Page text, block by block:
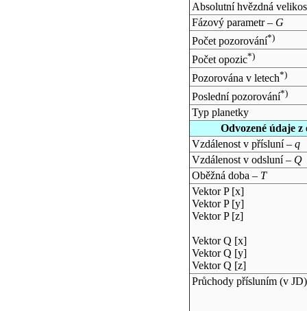
Absolutní hvězdná
Fázový parametr – G
Počet pozorování*)
Počet opozic*)
Pozorována v letech*)
Poslední pozorování*)
Typ planetky
Odvozené údaje
Vzdálenost v přísluní – q
Vzdálenost v odsluní – Q
Oběžná doba – T
Vektor P [x]
Vektor P [y]
Vektor P [z]
Vektor Q [x]
Vektor Q [y]
Vektor Q [z]
Průchody přísluním (v JD)